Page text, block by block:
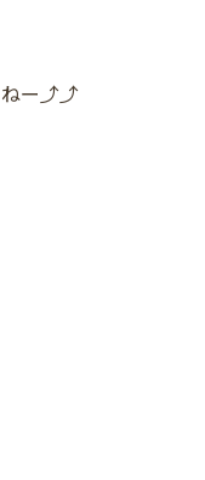
ねー⤴⤴